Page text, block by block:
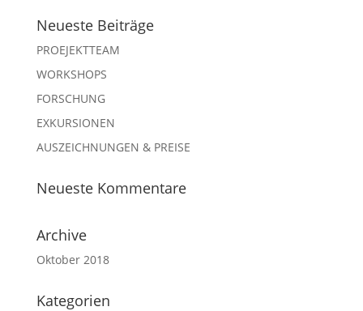
Neueste Beiträge
PROEJEKTTEAM
WORKSHOPS
FORSCHUNG
EXKURSIONEN
AUSZEICHNUNGEN & PREISE
Neueste Kommentare
Archive
Oktober 2018
Kategorien